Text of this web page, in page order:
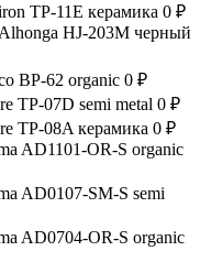
TP-11E керамика 0 ₽
HJ-203M черный
BP-62 organic 0 ₽
TP-07D semi metal 0 ₽
TP-08A керамика 0 ₽
AD1101-OR-S organic
AD0107-SM-S semi
AD0704-OR-S organic